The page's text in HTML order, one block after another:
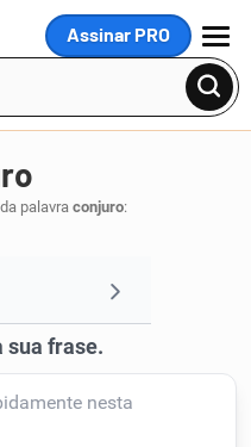
Assinar PRO
MENU
palavraconjuro: